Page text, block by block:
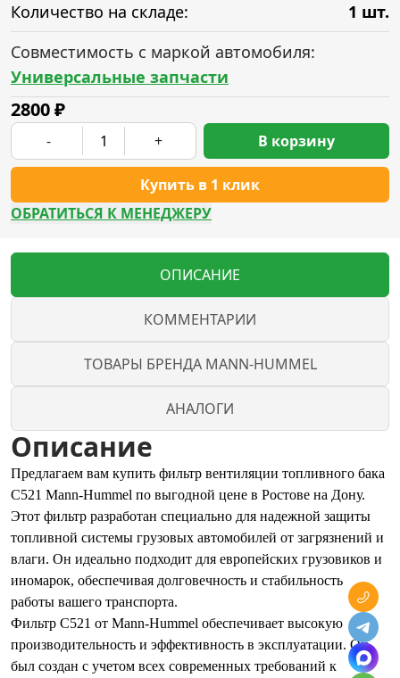
Количество на складе:
1 шт.
Совместимость с маркой автомобиля:
Универсальные запчасти
2800₽
- +
Купить в 1 клик
В корзину
ОБРАТИТЬСЯ К МЕНЕДЖЕРУ
ОПИСАНИЕ
КОММЕНТАРИИ
ТОВАРЫ БРЕНДА MANN-HUMMEL
АНАЛОГИ
Описание
Предлагаем вам купить фильтр вентиляции топливного бака
C521 Mann-Hummel по выгодной цене в Ростове на Дону.
Этот фильтр разработан специально для надежной защиты
топливной системы грузовых автомобилей от загрязнений и
влаги. Он идеально подходит для европейских грузовиков и
иномарок, обеспечивая долговечность и стабильность
работы вашего транспорта.
Фильтр C521 от Mann-Hummel обеспечивает высокую
производительность и эффективность в эксплуатации. Он
был создан с учетом всех современных требований к